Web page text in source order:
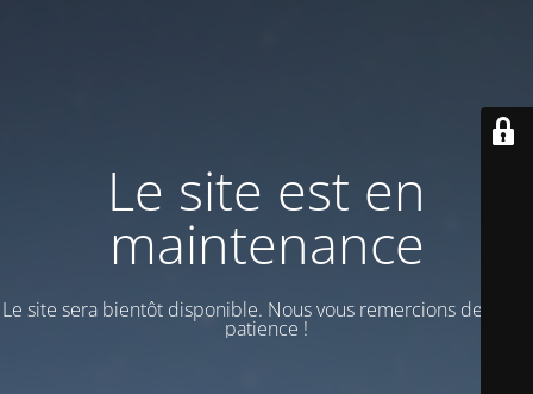
Le site est en
maintenance
Le site sera bientôt disponible. Nous vous remercions de votre
patience !